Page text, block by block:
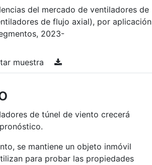
del mercado de ventiladores de
de flujo axial), por aplicación
2023-
muestra
de túnel de viento crecerá
se mantiene un objeto inmóvil
para probar las propiedades